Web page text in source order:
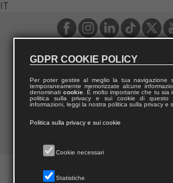
IT
GDPR COOKIE POLICY
Per poter gestire al meglio la tua navigazione
temporaneamente memorizzate alcune
denominati cookie. È molto importante che tu sia
politica sulla privacy e sui cookie di questo
informazioni, leggi la nostra politica sulla privacy e
Politica sulla privacy e sui cookie
Cookie necessari
Statistiche